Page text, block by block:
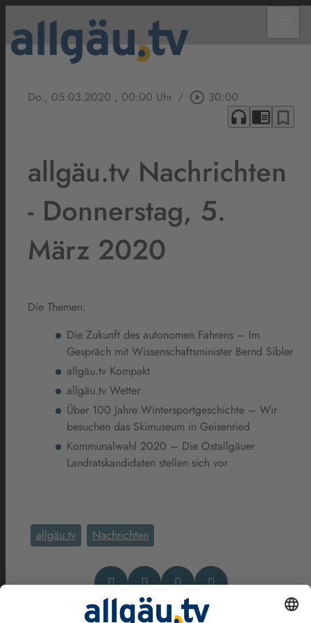
Do., 05.03.2020 , 00:00 Uhr / play_circle_outline 30:00
headphones chrome_reader_mode bookmark_border
allgäu.tv Nachrichten
- Donnerstag, 5.
März 2020
Die Themen:
Die Zukunft des autonomen Fahrens – Im
Gespräch mit Wissenschaftsminister Bernd Sibler
allgäu.tv Kompakt
allgäu.tv Wetter
Über 100 Jahre Wintersportgeschichte – Wir
besuchen das Skimuseum in Geisenried
Kommunalwahl 2020 – Die Ostallgäuer
Landratskandidaten stellen sich vor
allgäu.tv Nachrichten